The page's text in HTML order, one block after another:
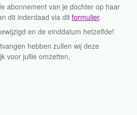
abonnement van je dochter op haar
dit inderdaad via dit formulier.
en de einddatum hetzelfde!
hebben zullen wij deze
voor jullie omzetten,